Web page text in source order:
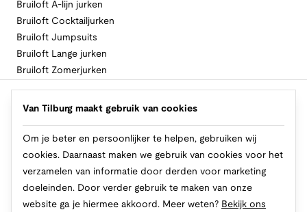
Bruiloft A-lijn jurken
Bruiloft Cocktailjurken
Bruiloft Jumpsuits
Bruiloft Lange jurken
Bruiloft Zomerjurken
Volg Van Tilburg
Van Tilburg maakt gebruik van cookies
Om je beter en persoonlijker te helpen, gebruiken wij
cookies. Daarnaast maken we gebruik van cookies voor het
verzamelen van informatie door derden voor marketing
doeleinden. Door verder gebruik te maken van onze
website ga je hiermee akkoord. Meer weten? Bekijk ons